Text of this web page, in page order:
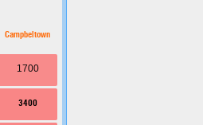
Campbeltown
1700
3400